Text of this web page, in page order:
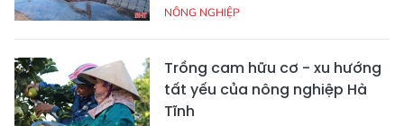
NÔNG NGHIỆP
Trồng cam hữu cơ - xu hướng
tất yếu của nông nghiệp Hà
Tĩnh